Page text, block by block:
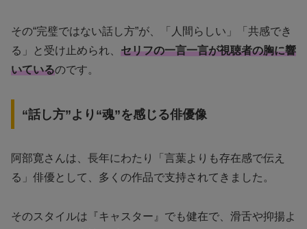
その“完璧ではない話し方”が、「人間らしい」「共感でき
る」と受け止められ、 セリフの一言一言が視聴者の胸に響
いているのです。
“話し方”より“魂”を感じる俳優像
阿部寛さんは、長年にわたり「言葉よりも存在感で伝え
る」俳優として、多くの作品で支持されてきました。
そのスタイルは『キャスター』でも健在で、滑舌や抑揚よ